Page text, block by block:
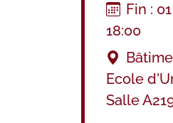
Fin :
18:00
Ecole
Salle